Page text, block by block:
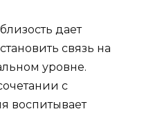
дает
связь на
уровне.
с
воспитывает